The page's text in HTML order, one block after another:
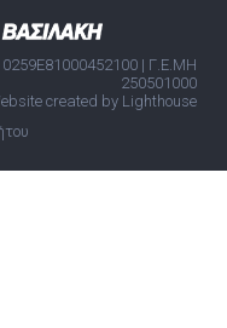
| Γ.Ε.ΜΗ
250501000
created by Lighthouse